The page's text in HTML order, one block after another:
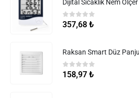
Dijital Sıcaklık Nem
05 üzerinden
357,68 ₺
Raksan Smart Düz
0 5 üzerinden
158,97 ₺